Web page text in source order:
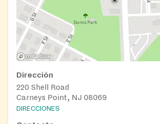
Dirección
220 Shell Road
Carneys Point, NJ 08069
DIRECCIONES